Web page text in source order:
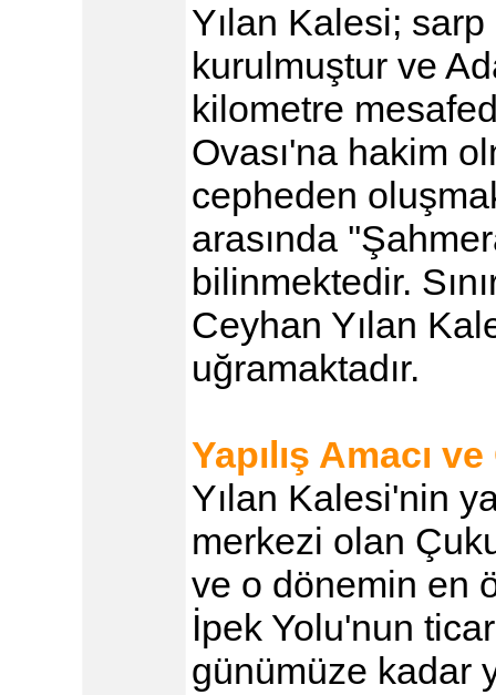
Yılan Kalesi;
kurulmuştur ve
kilometre
Ovası'na hakim
cepheden
arasında
bilinmektedir.
Ceyhan Yılan
uğramaktadır.
Yapılış Amacı
Yılan Kalesi'nin
merkezi olan
ve o dönemin en
İpek Yolu'nun
günümüze kadar